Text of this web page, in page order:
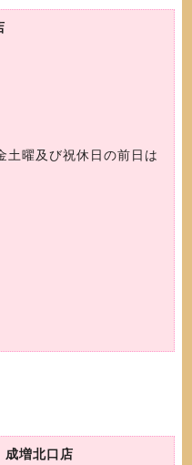
曜及び祝休日の前日は
成増北口店